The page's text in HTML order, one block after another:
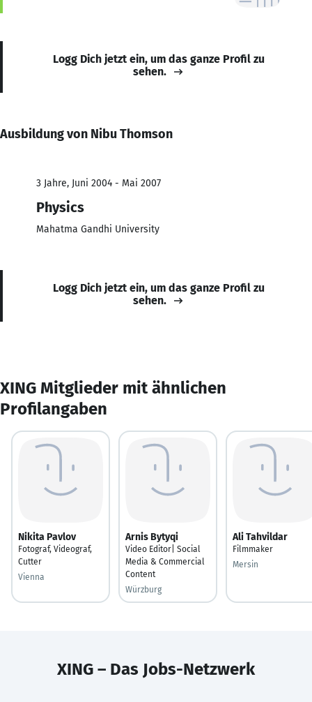
Logg Dich jetzt ein, um das ganze Profil zu
sehen.
Ausbildung von Nibu Thomson
3 Jahre, Juni 2004 - Mai 2007
Physics
Mahatma Gandhi University
Logg Dich jetzt ein, um das ganze Profil zu
sehen.
XING Mitglieder mit ähnlichen
Profilangaben
Nikita Pavlov
Fotograf, Videograf,
Cutter
Vienna
Arnis Bytyqi
Video Editor| Social
Media & Commercial
Content
Würzburg
Ali Tahvildar
Filmmaker
Mersin
XING – Das Jobs-Netzwerk